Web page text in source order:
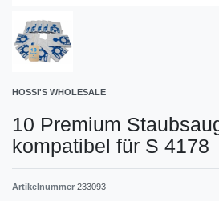
HOSSI'S WHOLESALE
10 Premium
kompatibel für S 4178
Artikelnummer 233093